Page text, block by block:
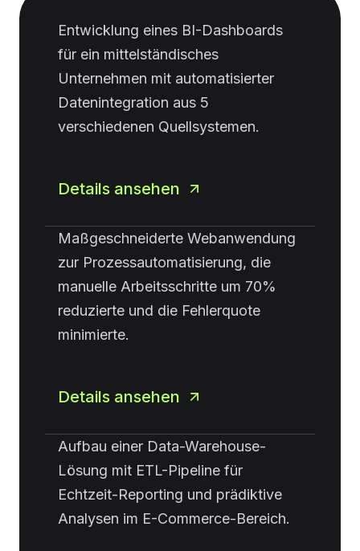
Entwicklung eines BI-Dashboards
für ein mittelständisches
Unternehmen mit automatisierter
Datenintegration aus 5
verschiedenen Quellsystemen.
Details ansehen
Maßgeschneiderte Webanwendung
zur Prozessautomatisierung, die
manuelle Arbeitsschritte um 70%
reduzierte und die Fehlerquote
minimierte.
Details ansehen
Aufbau einer Data-Warehouse-
Lösung mit ETL-Pipeline für
Echtzeit-Reporting und prädiktive
Analysen im E-Commerce-Bereich.